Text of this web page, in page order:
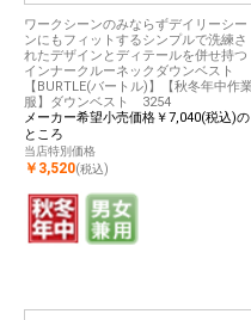
ワークシーンのみならずデイリーシー
ンにもフィットするシンプルで洗練さ
れたデザインとディテールを併せ持つ
インナークルーネックダウンベスト
【BURTLE(バートル)】【秋冬年中作
服】ダウンベスト 3254
メーカー希望小売価格￥7,040(税込)の
ところ
当店特別価格
￥3,520(税込)